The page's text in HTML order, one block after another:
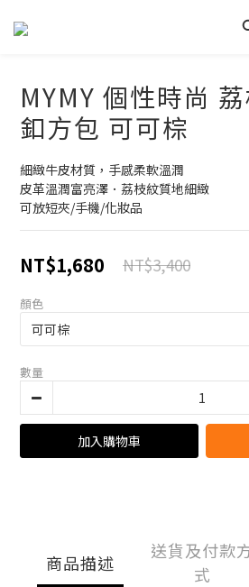
MYMY 個性時尚
釦方包 可可棕
細緻牛皮材質，手感柔軟溫潤
皮革溫潤富亮澤．荔枝紋質地細緻
可放短夾/手機/化妝品
NT$1,680 NT$3,400
顏色
數量
加入購物車
商品描述
送貨及付款
式